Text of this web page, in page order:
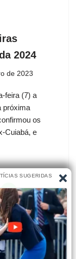
2024
de 2023
feira (7) a
próxima
os
Cuiabá, e